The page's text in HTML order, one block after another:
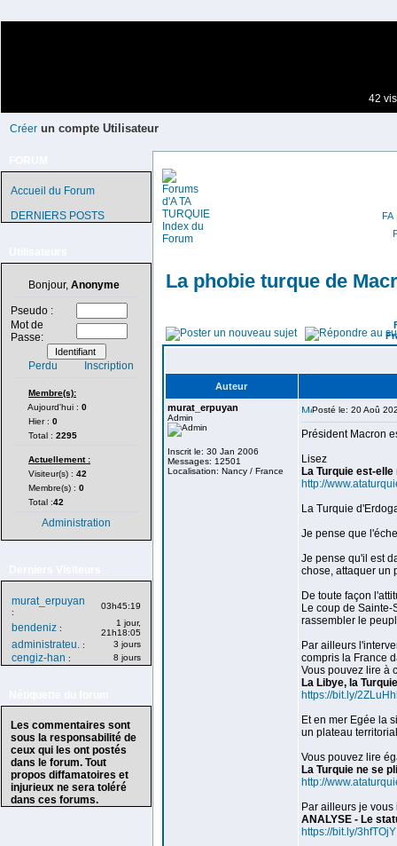
42
Créer un compte Utilisateur
Accueil du Forum
DERNIERS POSTS
Bonjour, Anonyme
Pseudo :
Mot de
Passe:
Perdu Inscription
Membre(s):
Aujourd'hui : 0
Hier : 0
Total : 2295
Actuellement :
Visiteur(s) : 42
Membre(s) : 0
Total :42
Administration
murat_erpuyan
:
03h45:19
bendeniz :
1 jour,
21h18:05
administrateu. : 3 jours
cengiz-han : 8 jours
Les commentaires sont
sous la responsabilité de
ceux qui les ont postés
dans le forum. Tout
propos diffamatoires et
injurieux ne sera toléré
dans ces forums.
La phobie turque de
Auteur
murat_erpuyan
Admin
Inscrit le: 30 Jan 2006
Messages: 12501
Localisation: Nancy / France
Posté le: 20 Aoû
Président Macron
Lisez
La Turquie est-
http://
La Turquie
Je pense que
Je pense qu'il est
chose, attaquer un
De toute façon
Le coup de
rassembler le
Par ailleurs
compris la France
Vous pouvez lire à
La Libye, la
https://bit.ly/
Et en mer Egée la
un plateau
Vous pouvez lire
La Turquie ne se
http://
Par ailleurs je
ANALYSE - Le
https://bit.ly/3hfTOjY